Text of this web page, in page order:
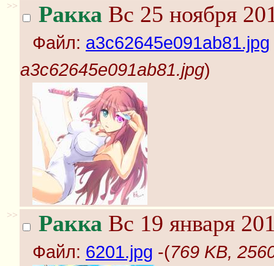
>> Ракка Вс 25 ноября
Файл: a3c62645e091ab81.jpg
a3c62645e091ab81.jpg)
>> Ракка Вс 19 января
Файл: 6201.jpg -(769 KB,